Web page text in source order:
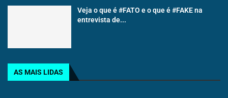
Veja o que é #FATO e o que é #FAKE na
entrevista de...
AS MAIS LIDAS